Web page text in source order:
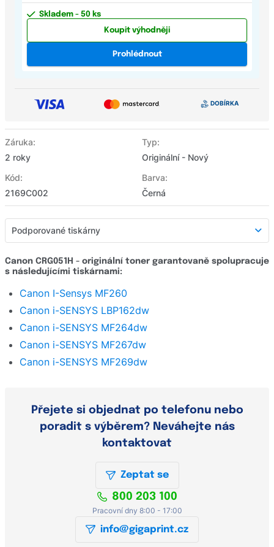
Záruka:
2 roky
Typ:
Originální - Nový
Kód:
2169C002
Barva:
Černá
Skladem - 50 ks
Koupit výhodněji
Prohlédnout
Podporované tiskárny
Detailní popis
Hodnocení e-shopu
Zeptat se
Canon CRG051H - originální toner garantovaně spolupracuje
s následujícími tiskárnami:
Canon I-Sensys MF260
Canon i-SENSYS LBP162dw
Canon i-SENSYS MF264dw
Canon i-SENSYS MF267dw
Canon i-SENSYS MF269dw
Přejete si objednat po telefonu nebo
poradit s výběrem? Neváhejte nás
kontaktovat
Zeptat se
800 203 100
Pracovní dny 8:00 - 17:00
info@gigaprint.cz